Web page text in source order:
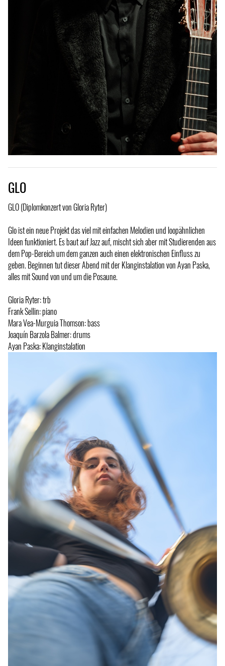
GLO
GLO (Diplomkonzert von Gloria Ryter)
Glo ist ein neue Projekt das viel mit einfachen Melodien und loopähnlichen
Ideen funktioniert. Es baut auf Jazz auf, mischt sich aber mit Studierenden aus
dem Pop-Bereich um dem ganzen auch einen elektronischen Einfluss zu
geben. Beginnen tut dieser Abend mit der Klanginstalation von Ayan Paska,
alles mit Sound von und um die Posaune.
Gloria Ryter: trb
Frank Sellin: piano
Mara Vea-Murguia Thomson: bass
Joaquín Barzola Balmer: drums
Ayan Paska: Klanginstalation